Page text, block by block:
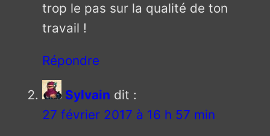
trop le pas sur la qualité de ton
travail !
Répondre
Sylvain dit :
27 février 2017 à 16 h 57 min